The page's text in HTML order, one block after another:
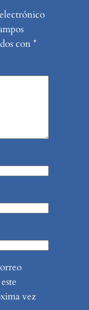
con*
vez